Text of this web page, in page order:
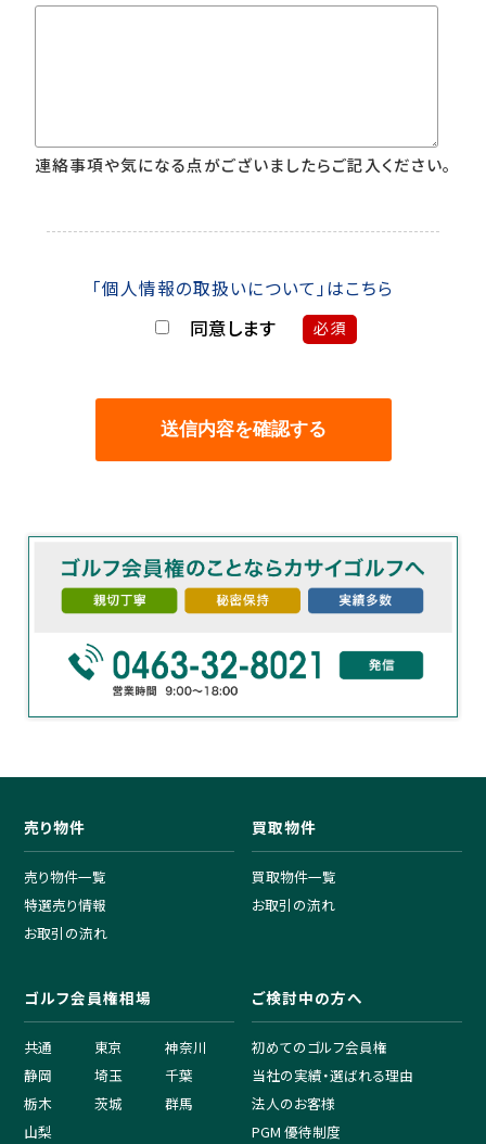
連絡事項や気になる点がございましたらご記入ください。
「個人情報の取扱いについて」はこちら
同意します 必須
売り物件
売り物件一覧
特選売り情報
お取引の流れ
買取物件
買取物件一覧
お取引の流れ
ゴルフ会員権相場
共通 東京
神奈川
静岡
埼玉
千葉
栃木
茨城
群馬
山梨
ご検討中の方へ
初めてのゴルフ会員権
当社の実績・選ばれる理由
法人のお客様
PGM 優待制度